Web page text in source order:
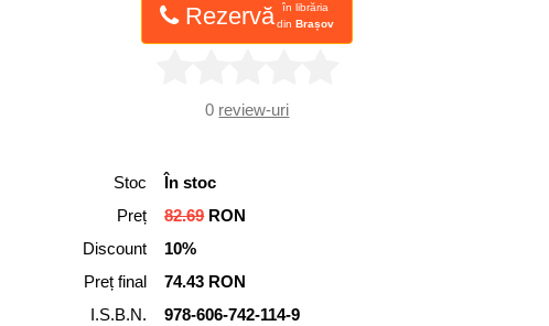
Rezervă
în librăria
dinBrașov
0 review-uri
Stoc
În stoc
Preț
82.69RON
Discount
10%
Preț final
74.43 RON
I.S.B.N.
978-606-742-114-9